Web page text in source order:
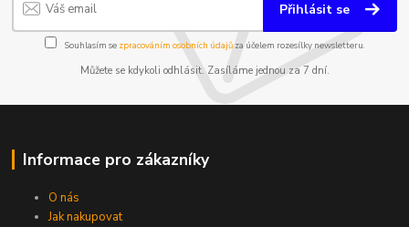
Přihlásit se
Souhlasím se zpracováním osobních údajůza účelem rozesílky newsletteru.
Můžete se kdykoli odhlásit. Zasíláme jednou za 7 dní.
Informace pro zákazníky
O nás
Jak nakupovat